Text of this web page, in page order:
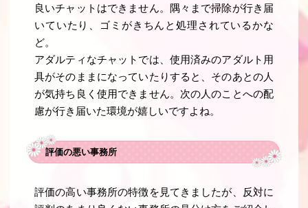
良いチャットはできません。隅々まで掃除が行き届
いていたり、ゴミがきちんと処理されているかな
ど。
アダルティなチャットでは、使用済みのアダルト用
具がそのままになっていたりすると、そのあとの人
が気持ち良く使用できません。次の人のことへの配
慮が行き届いた環境が嬉しいですよね。
評価の悪い事務所
評価の高い事務所の特徴を見てきましたが、反対に